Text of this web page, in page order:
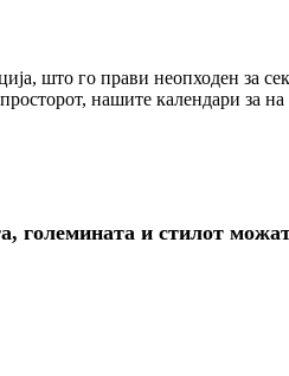
што го прави неопходен за
нашите календари за
големината и стилот